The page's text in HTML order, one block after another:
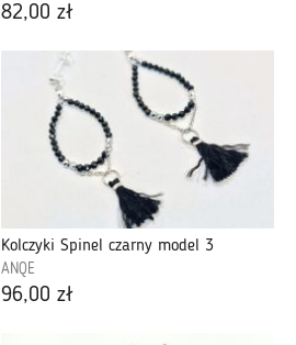
82,00 zł
Kolczyki Spinel czarny model 3
ANQE
96,00 zł